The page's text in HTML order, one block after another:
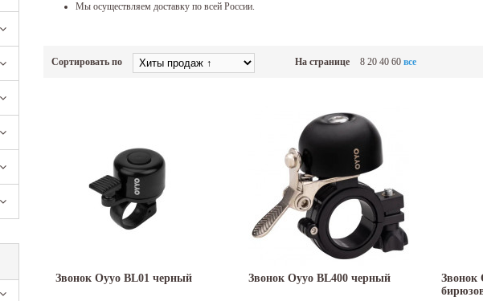
Мы осуществляем доставку по всей России.
Сортировать по На странице 8 20 40 60 все
Звонок Oyyo BL01 черный Звонок Oyyo BL400 черный
Звонок